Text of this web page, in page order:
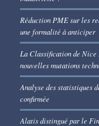
Réduction PME sur les
une formalité à anticiper
La Classification de Nice
nouvelles mutations
Analyse des statistiques
confirmée
Alatis distingué par le